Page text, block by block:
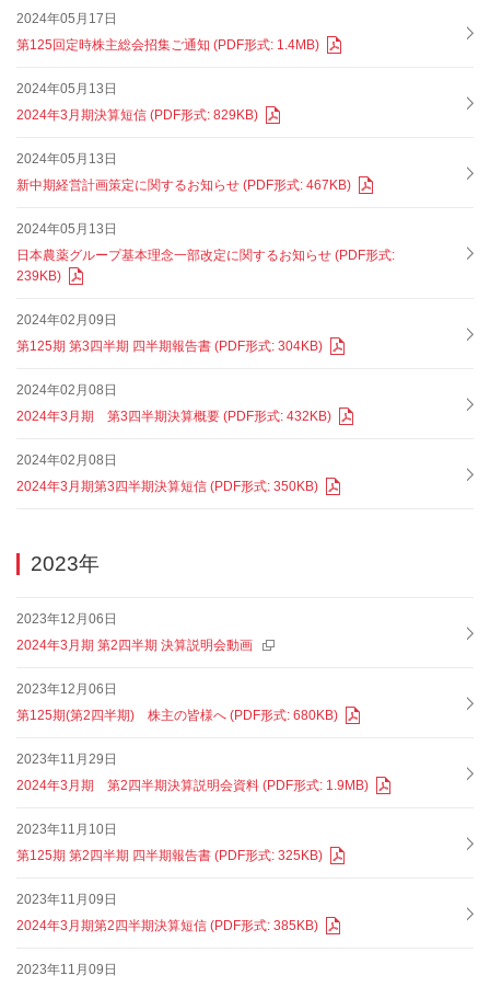
2024年05月17日
第125回定時株主総会招集ご通知 (PDF形式: 1.4MB)
2024年05月13日
2024年3月期決算短信 (PDF形式: 829KB)
2024年05月13日
新中期経営計画策定に関するお知らせ (PDF形式: 467KB)
2024年05月13日
日本農薬グループ基本理念一部改定に関するお知らせ (PDF形式:
239KB)
2024年02月09日
第125期 第3四半期 四半期報告書 (PDF形式: 304KB)
2024年02月08日
2024年3月期 第3四半期決算概要 (PDF形式: 432KB)
2024年02月08日
2024年3月期第3四半期決算短信 (PDF形式: 350KB)
2023年
2023年12月06日
2024年3月期 第2四半期 決算説明会動画
2023年12月06日
第125期(第2四半期) 株主の皆様へ (PDF形式: 680KB)
2023年11月29日
2024年3月期 第2四半期決算説明会資料 (PDF形式: 1.9MB)
2023年11月10日
第125期 第2四半期 四半期報告書 (PDF形式: 325KB)
2023年11月09日
2024年3月期第2四半期決算短信 (PDF形式: 385KB)
2023年11月09日